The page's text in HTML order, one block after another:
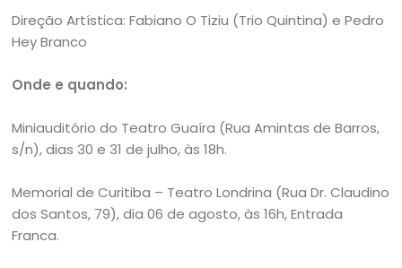
Direção Artística: Fabiano O Tiziu (Trio Quintina) e Pedro
Hey Branco
Onde e quando:
Miniauditório do Teatro Guaíra (Rua Amintas de Barros,
s/n), dias 30 e 31 de julho, às 18h.
Memorial de Curitiba – Teatro Londrina (Rua Dr. Claudino
dos Santos, 79), dia 06 de agosto, às 16h, Entrada
Franca.